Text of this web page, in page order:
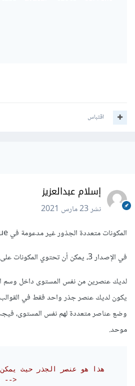
اقتباس
إسلام عبدالعزيز
نشر23 مارس 2021
المكونات متعددة الجذور غير مدعومة في Vue الإصدار 2.
في الإصدار 3، يمكن أن تحتوي المكونات على جذور متعددة!
يكون لديك عنصر جذر واحد فقط في القوالب.
وضع عناصر متعددة لهم نفس المستوى،
موحد.
يدخل كل شيء بداخله -->